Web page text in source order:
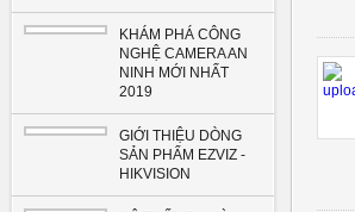
KHÁM PHÁ CÔNG
NGHỆ CAMERA AN
NINH MỚI NHẤT
2019
GIỚI THIỆU DÒNG
SẢN PHẨM EZVIZ -
HIKVISION